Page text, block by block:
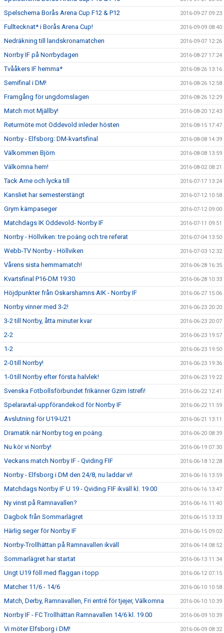
Spelschema Borås Arena Cup F12 & P12 2016-09-27 09:23
Fulltecknat* i Borås Arena Cup! 2016-09-09 08:40
Nedräkning till landskronamatchen 2016-09-07 12:26
Norrby IF på Norrbydagen 2016-08-27 17:24
Tvååkers IF hemma* 2016-08-26 13:16
Semifinal i DM! 2016-08-26 12:58
Framgång för ungdomslagen 2016-08-26 12:29
Match mot Mjällby! 2016-08-20 12:43
Returmöte mot Oddevold inleder hösten 2016-08-15 17:47
Norrby - Elfsborg: DM-kvartsfinal 2016-08-08 14:39
Välkommen Björn 2016-08-08 13:59
Välkomna hem! 2016-08-02 08:21
Tack Arne och lycka till 2016-07-17 13:24
Kansliet har semesterstängt 2016-07-12 10:58
Grym kämpaseger 2016-07-12 09:00
Matchdags IK Oddevold- Norrby IF 2016-07-11 09:51
Norrby - Höllviken: tre poäng och tre referat 2016-07-04 13:50
Webb-TV Norrby - Höllviken 2016-07-03 12:32
Vårens sista hemmamatch! 2016-06-28 16:35
Kvartsfinal P16-DM 19:30 2016-06-28 10:33
Höjdpunkter från Oskarshamns AIK - Norrby IF 2016-06-27 15:06
Norrby vinner med 3-2! 2016-06-23 20:20
3-2 till Norrby, åtta minuter kvar 2016-06-23 20:07
2-2 2016-06-23 19:57
1-2 2016-06-23 19:50
2-0 till Norrby! 2016-06-23 19:36
1-0 till Norrby efter första halvlek! 2016-06-23 19:22
Svenska Fotbollsförbundet frikänner Gzim Istrefi! 2016-06-22 12:41
Spelaravtal-uppförandekod för Norrby IF 2016-06-22 11:59
Avslutning för U19-U21 2016-06-21 13:11
Dramatik när Norrby tog en poäng. 2016-06-20 08:39
Nu kör vi Norrby! 2016-06-19 07:30
Veckans match Norrby IF - Qviding FIF 2016-06-18 12:28
Norrby - Elfsborg i DM den 24/8, nu laddar vi! 2016-06-16 13:59
Matchdags Norrby IF U 19 - Qviding FIF ikväll kl. 19.00 2016-06-16 13:47
Ny vinst på Ramnavallen? 2016-06-16 11:40
Dagbok från Sommarlägret 2016-06-15 13:33
Härlig seger för Norrby IF 2016-06-15 09:02
Norrby-Trollhättan på Ramnavallen ikväll 2016-06-14 08:52
Sommarlägret har startat 2016-06-13 11:34
Ungt U19 föll med flaggan i topp 2016-06-12 07:15
Matcher 11/6 - 14/6 2016-06-10 10:58
Match, Derby, Ramnavallen, Fri entré för tjejer, Välkomna 2016-06-10 10:39
Norrby IF - FC Trollhättan Ramnavallen 14/6 kl. 19.00 2016-06-09 10:39
Vi möter Elfsborg i DM! 2016-06-09 08:32